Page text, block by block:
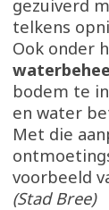
gezuiverd
telkens
Ook onder
bodem te
en water
Met die
voorbeeld
(Stad Bree)